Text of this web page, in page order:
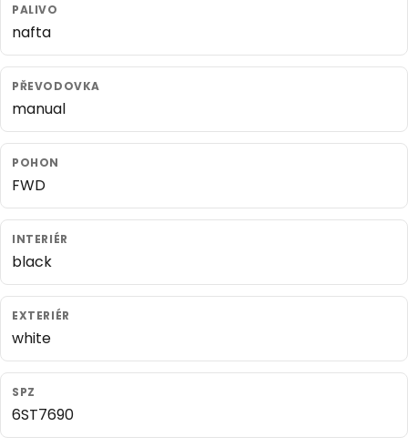
PALIVO
nafta
PŘEVODOVKA
manual
POHON
FWD
INTERIÉR
black
EXTERIÉR
white
SPZ
6ST7690